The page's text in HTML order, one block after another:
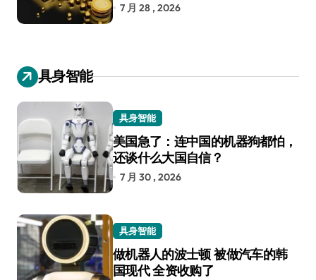
7 月 28 , 2026
具身智能
具身智能
美国急了：连中国的机器狗都怕，
还谈什么大国自信？
7 月 30 , 2026
具身智能
做机器人的波士顿 被做汽车的韩
国现代 全资收购了